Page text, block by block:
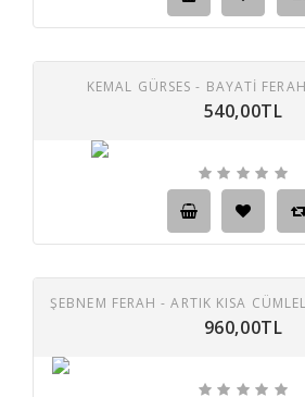
KEMAL GÜRSES - BAYATI
540,00TL
960,00TL